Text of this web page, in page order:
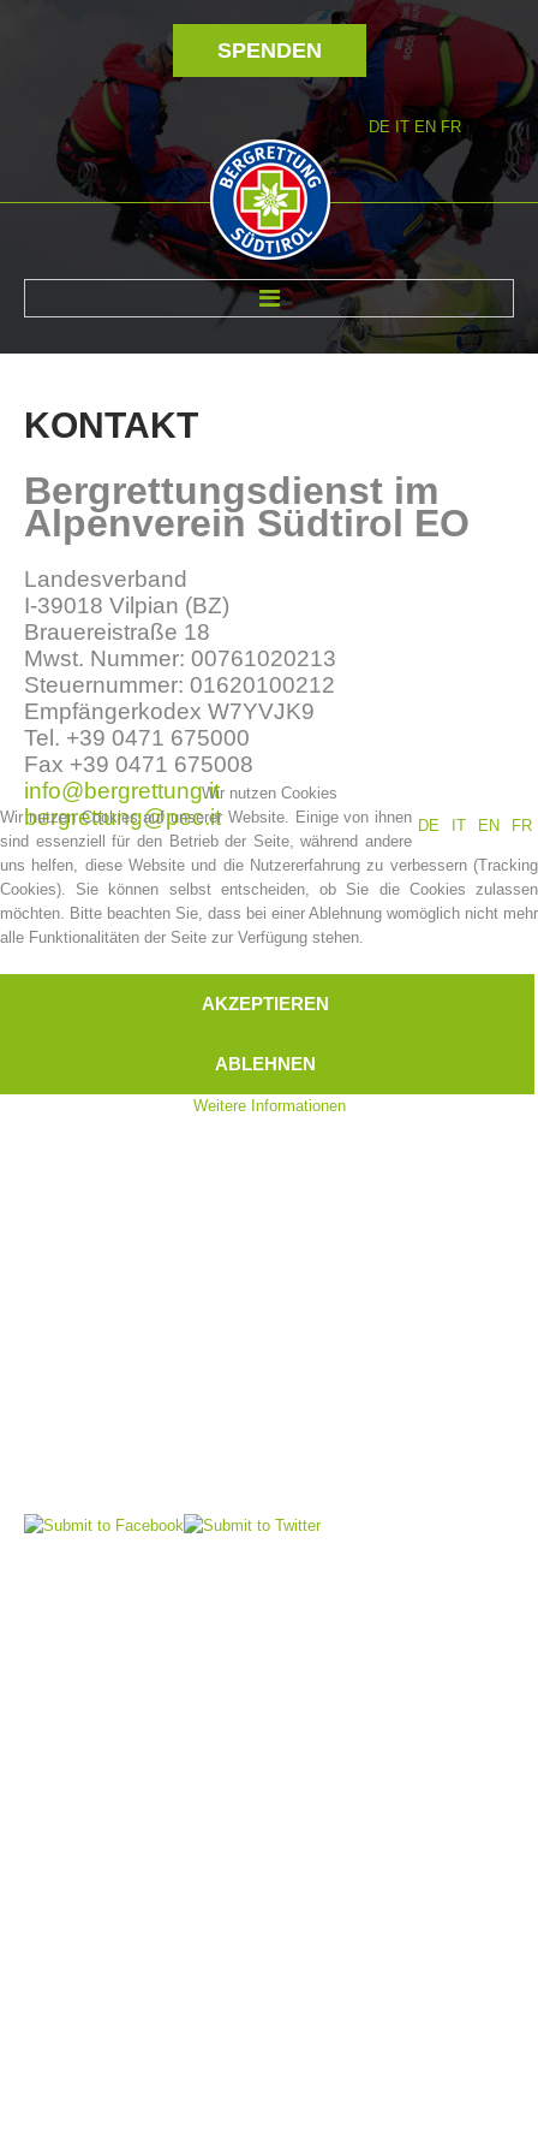
SPENDEN
DE IT EN FR
Vereinsgeschichte
KONTAKT
Bergrettungsdienst im
Alpenverein Südtirol EO
Landesverband
I-39018 Vilpian (BZ)
Brauereistraße 18
Mwst. Nummer: 00761020213
Steuernummer: 01620100212
Empfängerkodex W7YVJK9
Tel. +39 0471 675000
Fax +39 0471 675008
info@bergrettung.it
bergrettung@pec.it
Wir nutzen Cookies
DE
IT EN FR
Wir nutzen Cookies auf unserer Website. Einige von ihnen
sind essenziell für den Betrieb der Seite, während andere
uns helfen, diese Website und die Nutzererfahrung zu verbessern (Tracking
Cookies). Sie können selbst entscheiden, ob Sie die Cookies zulassen
möchten. Bitte beachten Sie, dass bei einer Ablehnung womöglich nicht mehr
alle Funktionalitäten der Seite zur Verfügung stehen.
AKZEPTIEREN
ABLEHNEN
Weitere Informationen